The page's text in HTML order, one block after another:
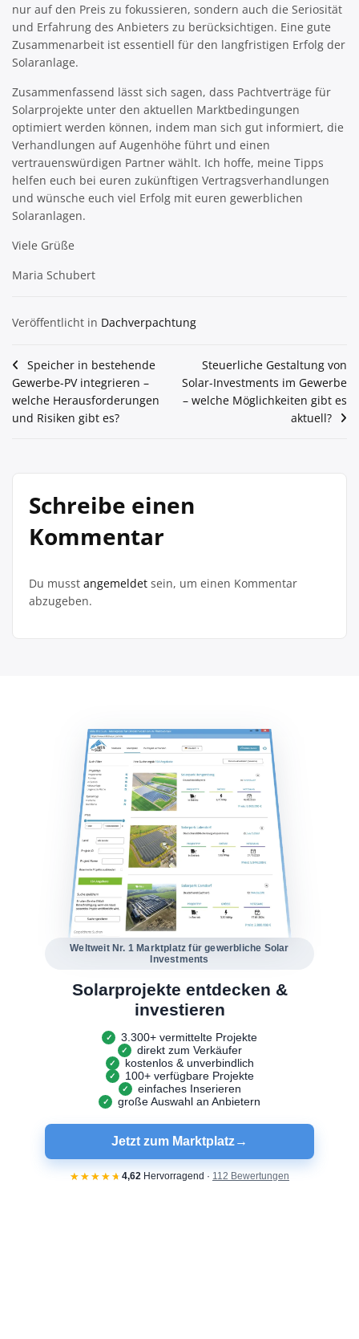
nur auf den Preis zu fokussieren, sondern auch die Seriosität
und Erfahrung des Anbieters zu berücksichtigen. Eine gute
Zusammenarbeit ist essentiell für den langfristigen Erfolg der
Solaranlage.
Zusammenfassend lässt sich sagen, dass Pachtverträge für
Solarprojekte unter den aktuellen Marktbedingungen
optimiert werden können, indem man sich gut informiert, die
Verhandlungen auf Augenhöhe führt und einen
vertrauenswürdigen Partner wählt. Ich hoffe, meine Tipps
helfen euch bei euren zukünftigen Vertragsverhandlungen
und wünsche euch viel Erfolg mit euren gewerblichen
Solaranlagen.
Viele Grüße
Maria Schubert
Veröffentlicht in Dachverpachtung
Beitragsnavigation
Speicher in bestehende
Gewerbe-PV integrieren –
welche Herausforderungen
und Risiken gibt es?
Steuerliche Gestaltung von
Solar-Investments im Gewerbe
– welche Möglichkeiten gibt es
aktuell?
Schreibe einen
Kommentar
Du musst angemeldet sein, um einen Kommentar
abzugeben.